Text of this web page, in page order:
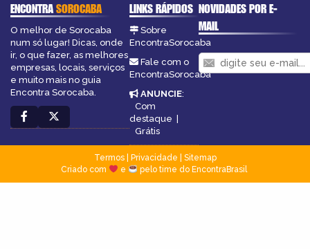
ENCONTRASOROCABA
O melhor de Sorocaba
num só lugar! Dicas, onde
ir, o que fazer, as melhores
empresas, locais, serviços
e muito mais no guia
Encontra Sorocaba.
LINKS RÁPIDOS
Sobre
EncontraSorocaba
Fale com o
EncontraSorocaba
ANUNCIE:
Com
destaque |
Grátis
NOVIDADES POR E-
MAIL
Termos| Privacidade
Sitemap
Criado com
e pelo time do EncontraBrasil